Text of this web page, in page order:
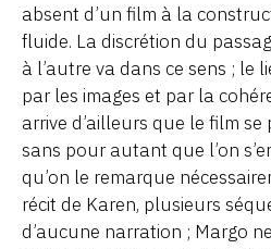
absent d’un film à la
fluide. La discrétion du
à l’autre va dans ce sens ; le
par les images et par la
arrive d’ailleurs que le film
sans pour autant que l’on
qu’on le remarque
récit de Karen, plusieurs
d’aucune narration ; Margo